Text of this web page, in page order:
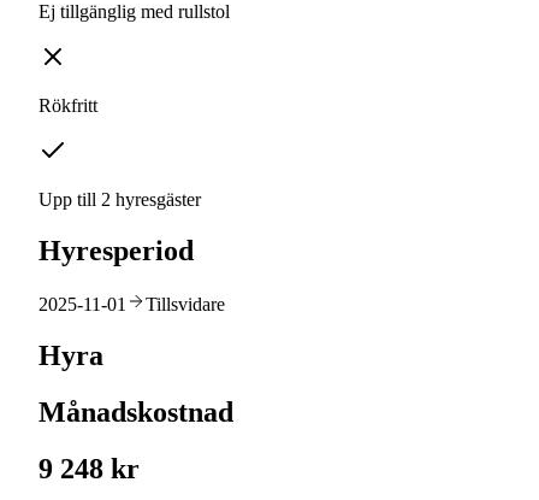
Ej tillgänglig med rullstol
Rökfritt
Upp till 2 hyresgäster
Hyresperiod
2025-11-01 Tillsvidare
Hyra
Månadskostnad
9 248 kr